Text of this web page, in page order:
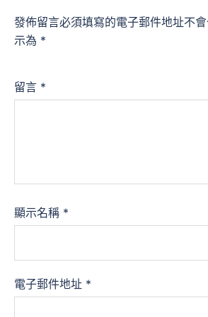
發佈留言必須填寫的電子郵件地址不會
示為 *
留言 *
顯示名稱 *
電子郵件地址 *